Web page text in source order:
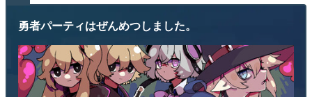
勇者パーティはぜんめつしました。